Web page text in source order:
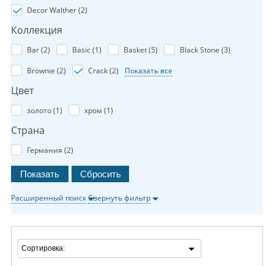
Decor Walther (2)
Коллекция
Bar (2) Basic (1) Basket (5) Black Stone (3)
Brownie (2) Crack (2) Показать все
Цвет
золото (1) хром (1)
Страна
Германия (2)
Расширенный поискСвернуть фильтр
Сортировка: